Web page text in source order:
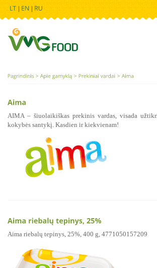
AIMA – šiuolaikiškas prekinis vardas, visada
kokybės santykį. Kasdien ir kiekvienam!
Aima riebalų tepinys, 25%, 400 g, 4771050157209